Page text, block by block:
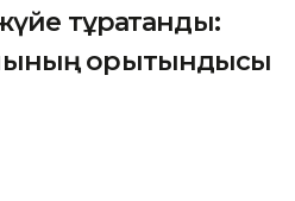
тұрақтанды:
қорытындысы